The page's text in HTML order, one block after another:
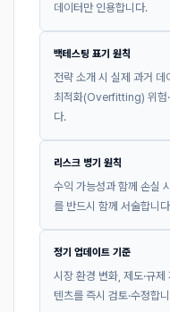
데이터만 인용합니다.
백테스팅 표기 원칙
전략 소개 시 실제 과거
최적화(Overfitting) 위험·
다.
리스크 병기 원칙
수익 가능성과 함께 손실
를 반드시 함께 서술합니
정기 업데이트 기준
시장 환경 변화, 제도·규
텐츠를 즉시 검토·수정합